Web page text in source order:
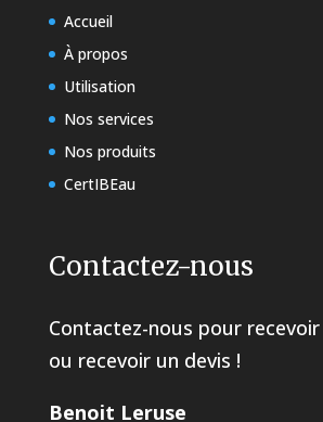
Accueil
À propos
Utilisation
Nos services
Nos produits
CertIBEau
Contactez-nous
Contactez-nous pour recevoir
ou recevoir un devis !
Benoit Leruse